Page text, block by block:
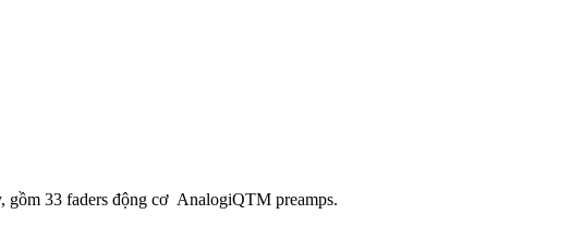
33 faders động cơ AnalogiQTM preamps.